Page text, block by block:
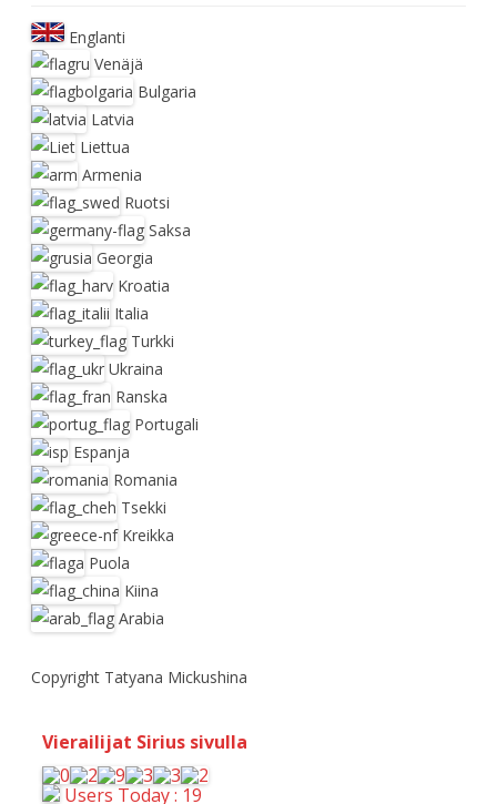
Englanti
Venäjä
Bulgaria
Latvia
Liettua
Armenia
Ruotsi
Saksa
Georgia
Kroatia
Italia
Turkki
Ukraina
Ranska
Portugali
Espanja
Romania
Tsekki
Kreikka
Puola
Kiina
Arabia
Copyright Tatyana Mickushina
Vierailijat Sirius sivulla
Users Today : 19